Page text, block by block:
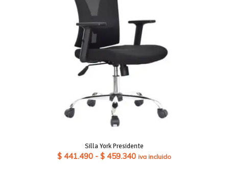
Silla York Presidente
$ 441.490 - $ 459.340Rango
iva incluido